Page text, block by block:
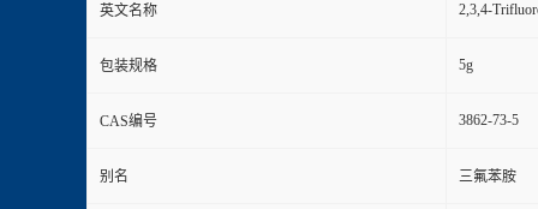
英文名称 2,3,4-
包装规格 5g
CAS编号 3862-73-5
别名 三氟苯胺